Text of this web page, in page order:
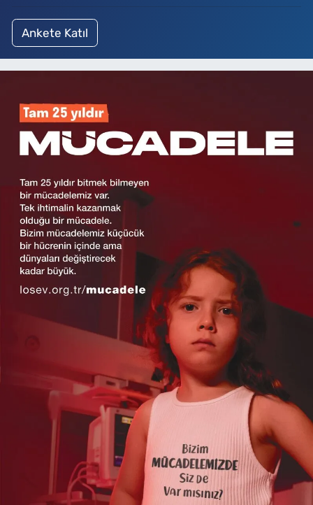
Ankete Katıl